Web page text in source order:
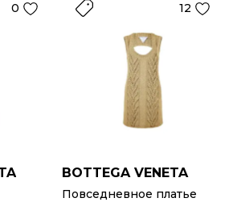
0 12
BOTTEGA VENETA
Повседневное платье